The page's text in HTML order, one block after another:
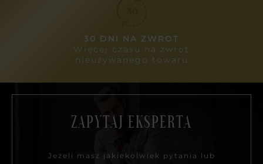
30 DNI NA ZWROT
Więcej czasu na zwrot
nieużywanego towaru
ZAPYTAJ EKSPERTA
Jeżeli masz jakiekolwiek pytania lub